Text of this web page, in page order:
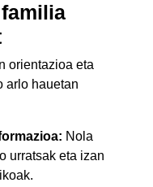
orientazioa eta
arlo hauetan
Nola
urratsak eta izan